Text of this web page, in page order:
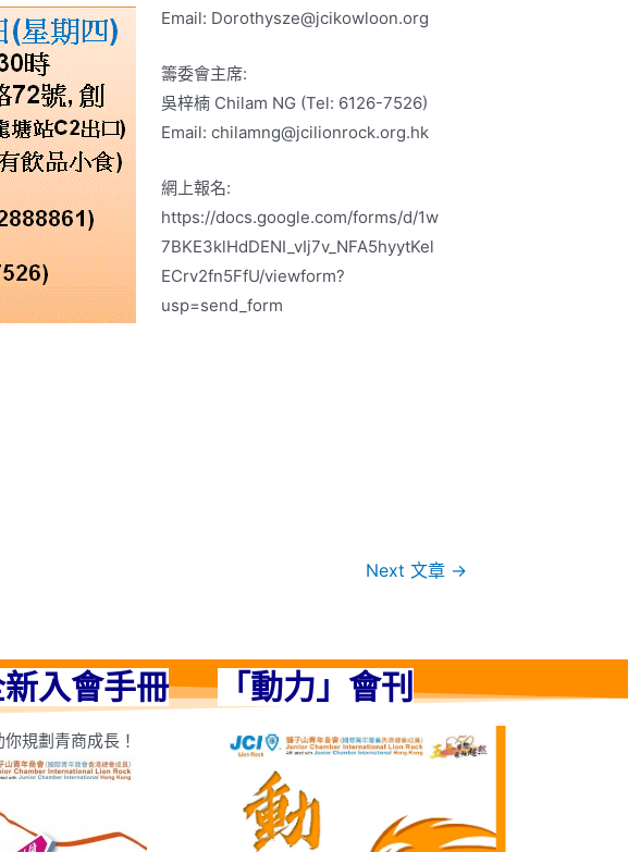
Email: Dorothysze@jcikowloon.org
籌委會主席:
吳梓楠 Chilam NG (Tel: 6126-7526)
Email: chilamng@jcilionrock.org.hk
網上報名:
https://docs.google.com/forms/d/1w
7BKE3klHdDENI_vIj7v_NFA5hyytKel
ECrv2fn5FfU/viewform?
usp=send_form
Next 文章 →
入會手冊
規劃青商成長！
「動力」會刊